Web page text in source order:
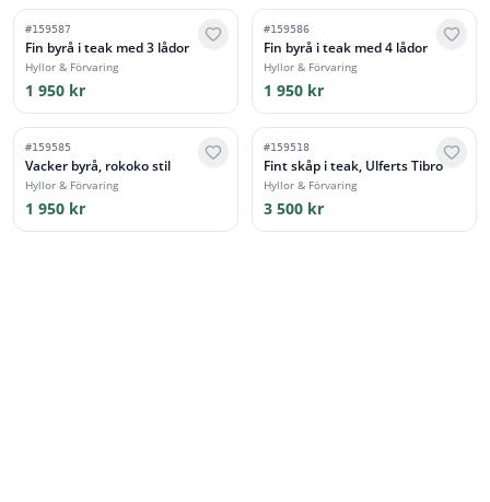
#159587
Fin byrå i teak med 3 lådor
Hyllor & Förvaring
1 950 kr
#159586
Fin byrå i teak med 4 lådor
Hyllor & Förvaring
1 950 kr
#159585
Vacker byrå, rokoko stil
Hyllor & Förvaring
1 950 kr
#159518
Fint skåp i teak, Ulferts Tibro
Hyllor & Förvaring
3 500 kr